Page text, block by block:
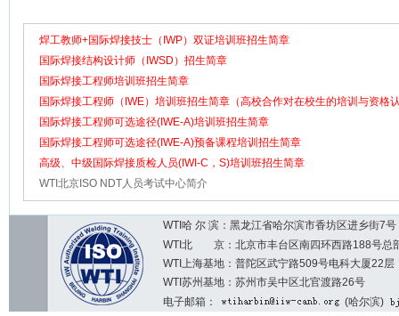
焊工教师+国际焊接技士（IWP）双证培训班招生简章
国际焊接结构设计师（IWSD）招生简章
国际焊接工程师培训班招生简章
国际焊接工程师（IWE）培训班招生简章（高校合作对在校生的培训与资格
国际焊接工程师可选途径(IWE-A)培训班招生简章
国际焊接工程师可选途径(IWE-A)预备课程培训招生简章
高级、中级国际焊接质检人员(IWI-C，S)培训班招生简章
WTI北京ISO NDT人员考试中心简介
WTI哈 尔 滨：黑龙江省哈尔滨市香坊区进乡街
WTI北 京：北京市丰台区南四环西路188号总
WTI上海基地：普陀区武宁路509号电科大厦22层
WTI苏州基地：苏州市吴中区北官渡路26号
电子邮箱：
(哈尔滨)